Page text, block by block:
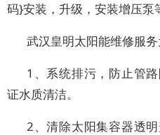
码}安装，升级，安装增压泵
武汉皇明太阳能维修服
1、系统排污，防止管
证水质清洁。
2、清除太阳集容器透